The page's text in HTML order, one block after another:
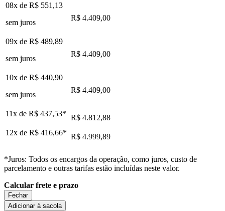
08x de R$ 551,13
sem juros
R$ 4.409,00
09x de R$ 489,89
sem juros
R$ 4.409,00
10x de R$ 440,90
sem juros
R$ 4.409,00
11x de R$ 437,53* R$ 4.812,88
12x de R$ 416,66* R$ 4.999,89
*Juros: Todos os encargos da operação, como juros, custo de
parcelamento e outras tarifas estão incluídas neste valor.
Calcular frete e prazo
Fechar
Adicionar à sacola